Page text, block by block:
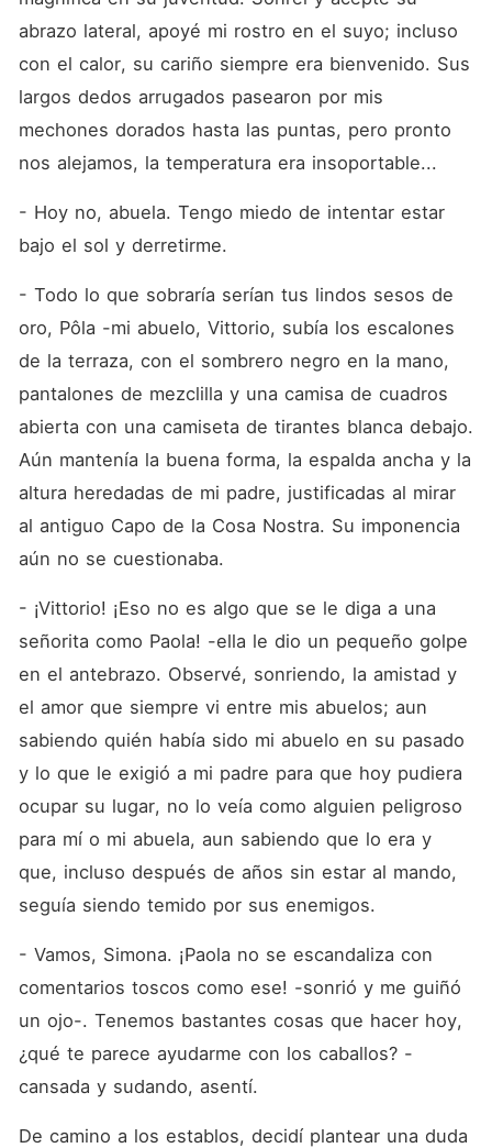
abrazo lateral, apoyé mi rostro en el suyo; incluso
con el calor, su cariño siempre era bienvenido. Sus
largos dedos arrugados pasearon por mis
mechones dorados hasta las puntas, pero pronto
nos alejamos, la temperatura era insoportable...
- Hoy no, abuela. Tengo miedo de intentar estar
bajo el sol y derretirme.
- Todo lo que sobraría serían tus lindos sesos de
oro, Pôla -mi abuelo, Vittorio, subía los escalones
de la terraza, con el sombrero negro en la mano,
pantalones de mezclilla y una camisa de cuadros
abierta con una camiseta de tirantes blanca debajo.
Aún mantenía la buena forma, la espalda ancha y la
altura heredadas de mi padre, justificadas al mirar
al antiguo Capo de la Cosa Nostra. Su imponencia
aún no se cuestionaba.
- ¡Vittorio! ¡Eso no es algo que se le diga a una
señorita como Paola! -ella le dio un pequeño golpe
en el antebrazo. Observé, sonriendo, la amistad y
el amor que siempre vi entre mis abuelos; aun
sabiendo quién había sido mi abuelo en su pasado
y lo que le exigió a mi padre para que hoy pudiera
ocupar su lugar, no lo veía como alguien peligroso
para mí o mi abuela, aun sabiendo que lo era y
que, incluso después de años sin estar al mando,
seguía siendo temido por sus enemigos.
- Vamos, Simona. ¡Paola no se escandaliza con
comentarios toscos como ese! -sonrió y me guiñó
un ojo-. Tenemos bastantes cosas que hacer hoy,
¿qué te parece ayudarme con los caballos? -
cansada y sudando, asentí.
De camino a los establos, decidí plantear una duda